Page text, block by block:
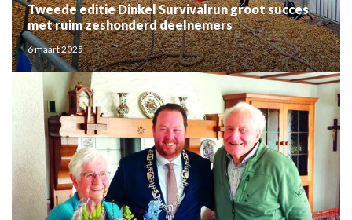
Tweede editie Dinkel Survivalrun groot succes
met ruim zeshonderd deelnemers
6 maart 2025